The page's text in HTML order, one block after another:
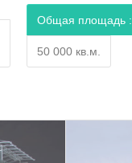
Общая площадь :
50 000 кв.м.